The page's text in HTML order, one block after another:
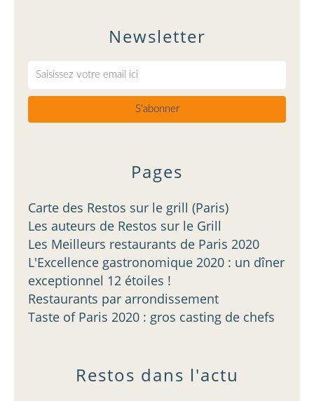
Newsletter
Pages
Carte des Restos sur le grill (Paris)
Les auteurs de Restos sur le Grill
Les Meilleurs restaurants de Paris 2020
L'Excellence gastronomique 2020 : un dîner
exceptionnel 12 étoiles !
Restaurants par arrondissement
Taste of Paris 2020 : gros casting de chefs
Restos dans l'actu